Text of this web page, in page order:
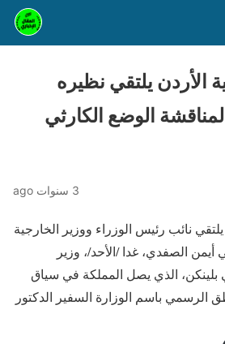
الأردن يلتقي نظيره
الوضع الكارثي
3 سنوات ago
/أ ش أ/ يلتقي نائب رئيس الوزراء ووزير الخارجية
أيمن الصفدي، غدا /الأحد/، وزير
بلينكن، الذي يصل المملكة في سياق
الرسمي باسم الوزارة السفير الدكتور